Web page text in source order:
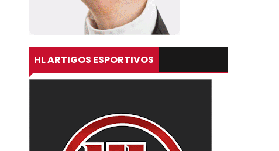
HL ARTIGOS ESPORTIVOS